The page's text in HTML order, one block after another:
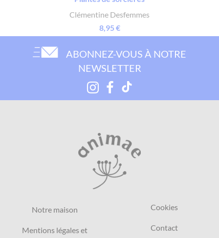
Clémentine Desfemmes
8,95 €
ABONNEZ-VOUS À NOTRE
NEWSLETTER
Notre maison
Mentions légales et
Cookies
Contact